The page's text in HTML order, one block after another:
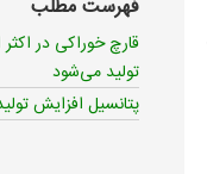
فهرست مطلب
قارچ خوراکی در
تولید می‌شود
پتانسیل افزایش